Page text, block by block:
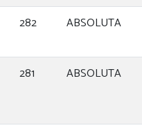
282 ABSOLUTA
281 ABSOLUTA